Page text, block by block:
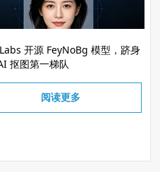
开源 FeyNoBg 模型，跻身
抠图第一梯队
阅读更多